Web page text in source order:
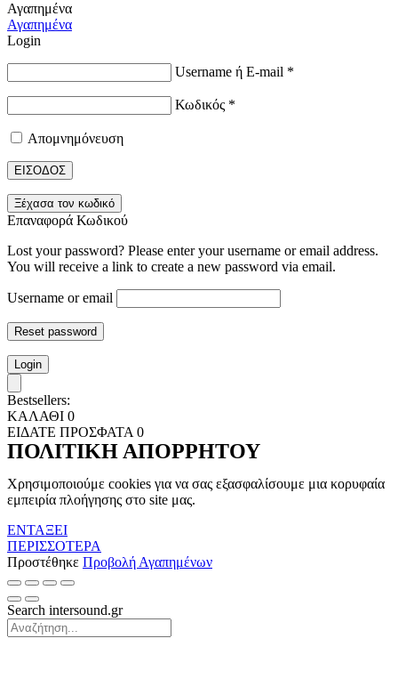
Αγαπημένα
Αγαπημένα
Login
Username ή E-mail *
Κωδικός *
Απομνημόνευση
ΕΙΣΟΔΟΣ
Ξέχασα τον κωδικό
Επαναφορά Κωδικού
Lost your password? Please enter your username or email address.
You will receive a link to create a new password via email.
Username or email
Reset password
Login
Bestsellers:
ΚΑΛΑΘΙ 0
ΕΙΔΑΤΕ ΠΡΟΣΦΑΤΑ 0
ΠΟΛΙΤΙΚΗ ΑΠΟΡΡΗΤΟΥ
Χρησιμοποιούμε cookies για να σας εξασφαλίσουμε μια κορυφαία
εμπειρία πλοήγησης στο site μας.
ΕΝΤΑΞΕΙ
ΠΕΡΙΣΣΟΤΕΡΑ
Προστέθηκε Προβολή Αγαπημένων
Search intersound.gr